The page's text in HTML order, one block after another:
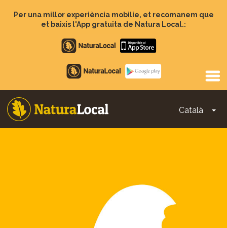
Per una millor experiència mobilie, et recomanem que
et baixis l'App gratuita de Natura Local.:
Apple
store
Google
Play
Català
Main